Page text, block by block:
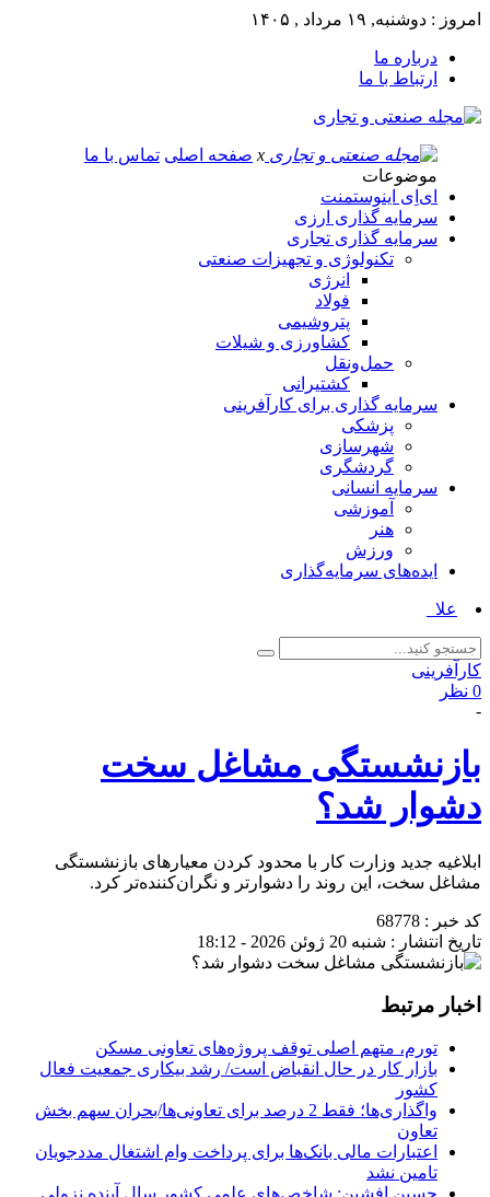
امروز : دوشنبه, ۱۹ مرداد , ۱۴۰۵
درباره ما
ارتباط با ما
x صفحه اصلی تماس با ما
موضوعات
ای‌اِی اینوستمنت
سرمایه گذاری ارزی
سرمایه گذاری تجاری
تکنولوژی و تجهیزات صنعتی
انرژی
فولاد
پتروشیمی
کشاورزی و شیلات
حمل‌و‌نقل
کشتیرانی
سرمایه گذاری برای کارآفرینی
پزشکی
شهرسازی
گردشگری
سرمایه انسانی
آموزشی
هنر
ورزش
ایده‌های سرمایه‌گذاری
علامت D _
کارآفرینی
0 نظر
-
بازنشستگی مشاغل سخت
دشوار شد؟
ابلاغیه جدید وزارت کار با محدود کردن معیارهای بازنشستگی
مشاغل سخت، این روند را دشوارتر و نگران‌کننده‌تر کرد.
کد خبر : 68778
تاریخ انتشار : شنبه 20 ژوئن 2026 - 18:12
اخبار مرتبط
تورم، متهم اصلی توقف پروژه‌های تعاونی مسکن
بازار کار در حال انقباض است/ رشد بیکاری جمعیت فعال
کشور
واگذاری‌ها؛ فقط 2 درصد برای تعاونی‌ها/بحران سهم بخش
تعاون
اعتبارات مالی بانک‌ها برای پرداخت وام اشتغال مددجویان
تامین نشد